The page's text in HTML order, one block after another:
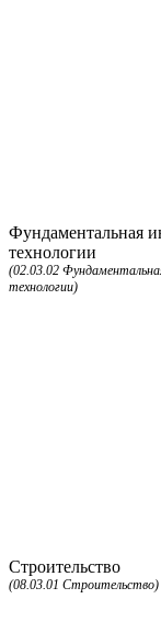
Фундаментальная
технологии
(02.03.02
технологии)
Строительство
(08.03.01 Строительство)